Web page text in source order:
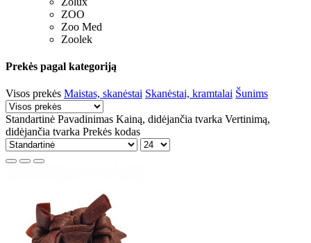
ZOO
Zoo Med
Zoolek
Prekės pagal kategoriją
Visos prekės Maistas, skanėstai Skanėstai, kramtalai Šunims
Standartinė Pavadinimas Kainą, didėjančia tvarka Vertinimą,
didėjančia tvarka Prekės kodas